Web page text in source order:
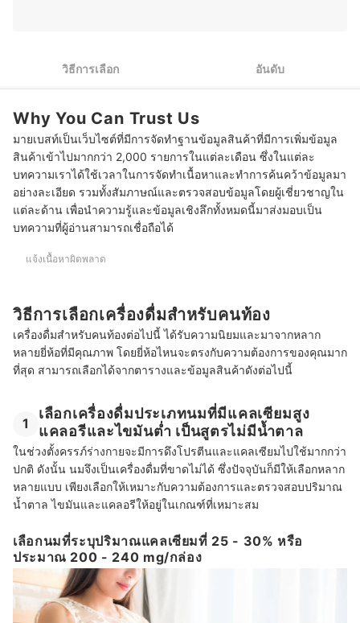
เครื่องดื่มอะไรบ้างที่คนท้องควรหลีกเลี่ยง
วิธีการเลือก อันดับ
Why You Can Trust Us
มายเบสท์เป็นเว็บไซต์ที่มีการจัดทำฐานข้อมูลสินค้าที่มีการเพิ่มข้อมูล
สินค้าเข้าไปมากกว่า 2,000 รายการในแต่ละเดือน ซึ่งในแต่ละ
บทความเราได้ใช้เวลาในการจัดทำเนื้อหาและทำการค้นคว้าข้อมูลมา
อย่างละเอียด รวมทั้งสัมภาษณ์และตรวจสอบข้อมูลโดยผู้เชี่ยวชาญใน
แต่ละด้าน เพื่อนำความรู้และข้อมูลเชิงลึกทั้งหมดนี้มาส่งมอบเป็น
บทความที่ผู้อ่านสามารถเชื่อถือได้
แจ้งเนื้อหาผิดพลาด
วิธีการเลือกเครื่องดื่มสำหรับคนท้อง
เครื่องดื่มสำหรับคนท้องต่อไปนี้ ได้รับความนิยมและมาจากหลาก
หลายยี่ห้อที่มีคุณภาพ โดยยี่ห้อไหนจะตรงกับความต้องการของคุณมาก
ที่สุด สามารถเลือกได้จากตารางและข้อมูลสินค้าดังต่อไปนี้
1
เลือกเครื่องดื่มประเภทนมที่มีแคลเซียมสูง
แคลอรีและไขมันต่ำ เป็นสูตรไม่มีน้ำตาล
ในช่วงตั้งครรภ์ร่างกายจะมีการดึงโปรตีนและแคลเซียมไปใช้มากกว่า
ปกติ ดังนั้น นมจึงเป็นเครื่องดื่มที่ขาดไม่ได้ ซึ่งปัจจุบันก็มีให้เลือกหลาก
หลายแบบ เพียงเลือกให้เหมาะกับความต้องการและตรวจสอบปริมาณ
น้ำตาล ไขมันและแคลอรีให้อยู่ในเกณฑ์ที่เหมาะสม
เลือกนมที่ระบุปริมาณแคลเซียมที่ 25 - 30% หรือ
ประมาณ 200 - 240 mg/กล่อง